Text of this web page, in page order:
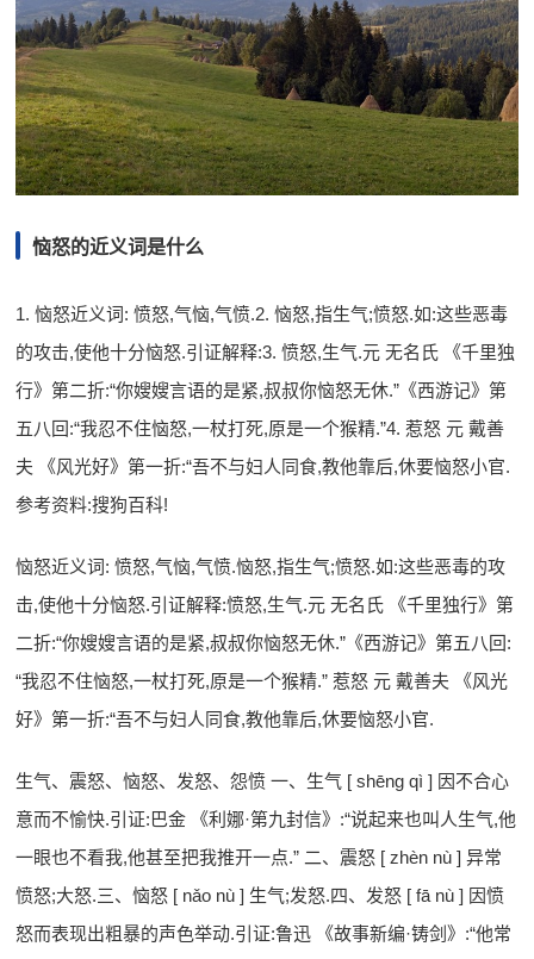
恼怒的近义词是什么
1. 恼怒近义词: 愤怒,气恼,气愤.2. 恼怒,指生气;愤怒.如:这些恶毒
的攻击,使他十分恼怒.引证解释:3. 愤怒,生气.元 无名氏 《千里独
行》第二折:“你嫂嫂言语的是紧,叔叔你恼怒无休.”《西游记》第
五八回:“我忍不住恼怒,一杖打死,原是一个猴精.”4. 惹怒 元 戴善
夫 《风光好》第一折:“吾不与妇人同食,教他靠后,休要恼怒小官.
参考资料:搜狗百科!
恼怒近义词: 愤怒,气恼,气愤.恼怒,指生气;愤怒.如:这些恶毒的攻
击,使他十分恼怒.引证解释:愤怒,生气.元 无名氏 《千里独行》第
二折:“你嫂嫂言语的是紧,叔叔你恼怒无休.”《西游记》第五八回:
“我忍不住恼怒,一杖打死,原是一个猴精.” 惹怒 元 戴善夫 《风光
好》第一折:“吾不与妇人同食,教他靠后,休要恼怒小官.
生气、震怒、恼怒、发怒、怨愤 一、生气 [ shēng qì ] 因不合心
意而不愉快.引证:巴金 《利娜·第九封信》:“说起来也叫人生气,他
一眼也不看我,他甚至把我推开一点.” 二、震怒 [ zhèn nù ] 异常
愤怒;大怒.三、恼怒 [ nǎo nù ] 生气;发怒.四、发怒 [ fā nù ] 因愤
怒而表现出粗暴的声色举动.引证:鲁迅 《故事新编·铸剑》:“他常